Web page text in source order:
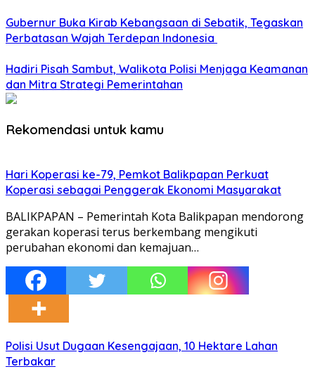
Gubernur Buka Kirab Kebangsaan di Sebatik, Tegaskan
Perbatasan Wajah Terdepan Indonesia
Hadiri Pisah Sambut, Walikota Polisi Menjaga Keamanan
dan Mitra Strategi Pemerintahan
Rekomendasi untuk kamu
Hari Koperasi ke-79, Pemkot Balikpapan Perkuat
Koperasi sebagai Penggerak Ekonomi Masyarakat
BALIKPAPAN – Pemerintah Kota Balikpapan mendorong
gerakan koperasi terus berkembang mengikuti
perubahan ekonomi dan kemajuan…
Polisi Usut Dugaan Kesengajaan, 10 Hektare Lahan
Terbakar